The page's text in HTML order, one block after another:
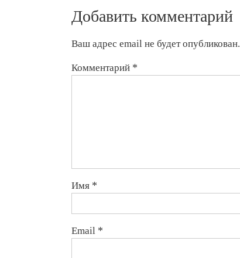
выставку
промышленных
Узбекистана
Добавить комментарий
Ваш адрес email не будет опубликован.
Комментарий *
Имя *
Email *